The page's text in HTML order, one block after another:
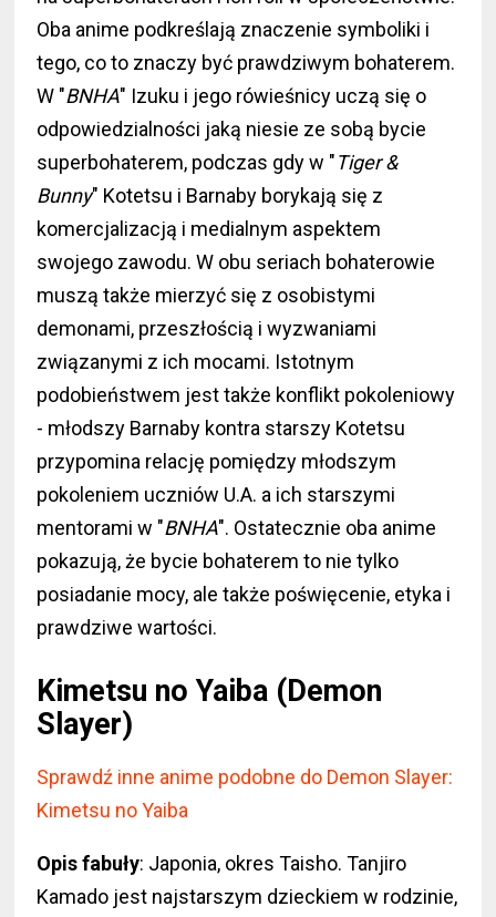
Oba anime podkreślają znaczenie symboliki i
tego, co to znaczy być prawdziwym bohaterem.
W "BNHA" Izuku i jego rówieśnicy uczą się o
odpowiedzialności jaką niesie ze sobą bycie
superbohaterem, podczas gdy w "Tiger &
Bunny" Kotetsu i Barnaby borykają się z
komercjalizacją i medialnym aspektem
swojego zawodu. W obu seriach bohaterowie
muszą także mierzyć się z osobistymi
demonami, przeszłością i wyzwaniami
związanymi z ich mocami. Istotnym
podobieństwem jest także konflikt pokoleniowy
- młodszy Barnaby kontra starszy Kotetsu
przypomina relację pomiędzy młodszym
pokoleniem uczniów U.A. a ich starszymi
mentorami w "BNHA". Ostatecznie oba anime
pokazują, że bycie bohaterem to nie tylko
posiadanie mocy, ale także poświęcenie, etyka i
prawdziwe wartości.
Kimetsu no Yaiba (Demon
Slayer)
Sprawdź inne anime podobne do Demon Slayer:
Kimetsu no Yaiba
Opis fabuły: Japonia, okres Taisho. Tanjiro
Kamado jest najstarszym dzieckiem w rodzinie,